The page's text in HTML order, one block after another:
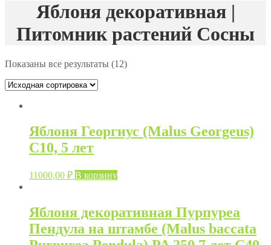
Яблоня декоративная |
Питомник растений Сосны
Показаны все результаты (12)
Яблоня Георгиус (Malus Georgeus)
C10, 5 лет
11000,00 ₽ В корзину
Яблоня декоративная Пурпуреа
Пендула на штамбе (Malus baccata